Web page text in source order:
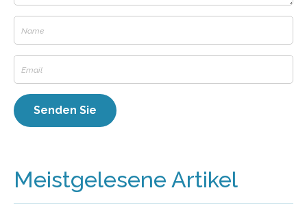
Meistgelesene Artikel